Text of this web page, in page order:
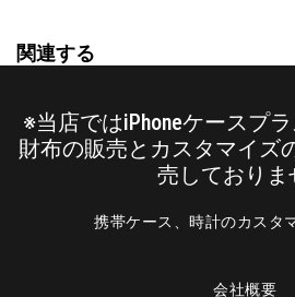
関連する
※当店ではiPhoneケースプ
財布の販売とカスタマイズ
売しておりま
携帯ケース、時計のカスタ
会社概要